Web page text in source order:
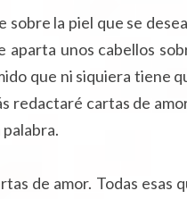
sobre la piel que se
aparta unos cabellos
que ni siquiera tiene
redactaré cartas de
de amor. Todas esas